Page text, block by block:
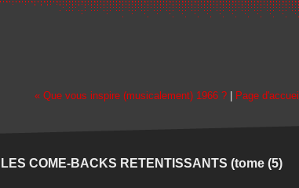
« Que vous inspire (musicalement) 1966 ? Page d'accueil
LES COME-BACKS RETENTISSANTS (tome (5)